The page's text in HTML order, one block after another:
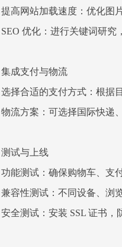
提高网站加载速度：优化图
SEO 优化：进行关键词研
集成支付与物流
选择合适的支付方式：根据
物流方案：可选择国际快递
测试与上线
功能测试：确保购物车、支
兼容性测试：不同设备、浏
安全测试：安装 SSL 证书，